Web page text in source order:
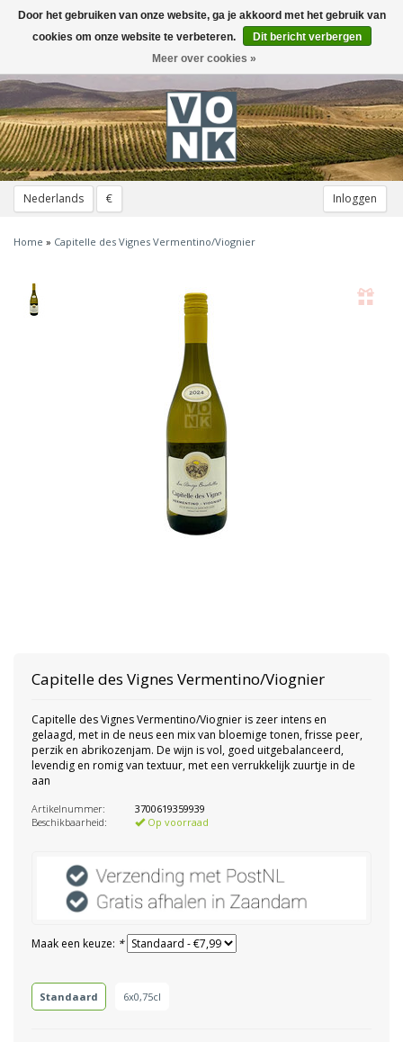
Nederlands € Inloggen
Toggle
navigation
Home » Capitelle des Vignes Vermentino/Viognier
Capitelle des Vignes Vermentino/Viognier
Capitelle des Vignes Vermentino/Viognier is zeer intens en
gelaagd, met in de neus een mix van bloemige tonen, frisse peer,
perzik en abrikozenjam. De wijn is vol, goed uitgebalanceerd,
levendig en romig van textuur, met een verrukkelijk zuurtje in de
aan
Artikelnummer:
3700619359939
Beschikbaarheid:
Op voorraad
Maak een keuze: *
Standaard 6x0,75cl
Door het gebruiken van onze website, ga je akkoord met het gebruik van
cookies om onze website te verbeteren.
Dit bericht verbergen
Meer over cookies »